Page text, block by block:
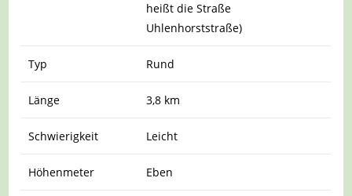
heißt die Straße
Uhlenhorststraße)
Typ Rund
Länge 3,8 km
Schwierigkeit Leicht
Höhenmeter Eben